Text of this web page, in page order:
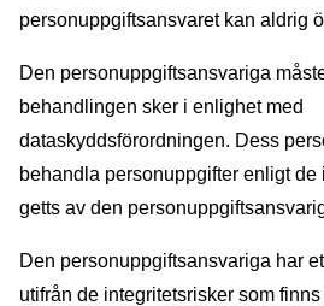
personuppgiftsansvaret kan aldrig
Den personuppgiftsansvariga
behandlingen sker i enlighet med
dataskyddsförordningen. Dess
behandla personuppgifter enligt de
getts av den
Den personuppgiftsansvariga har
utifrån de integritetsrisker som